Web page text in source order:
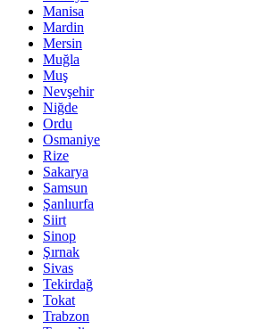
Manisa
Mardin
Mersin
Muğla
Muş
Nevşehir
Niğde
Ordu
Osmaniye
Rize
Sakarya
Samsun
Şanlıurfa
Siirt
Sinop
Şırnak
Sivas
Tekirdağ
Tokat
Trabzon